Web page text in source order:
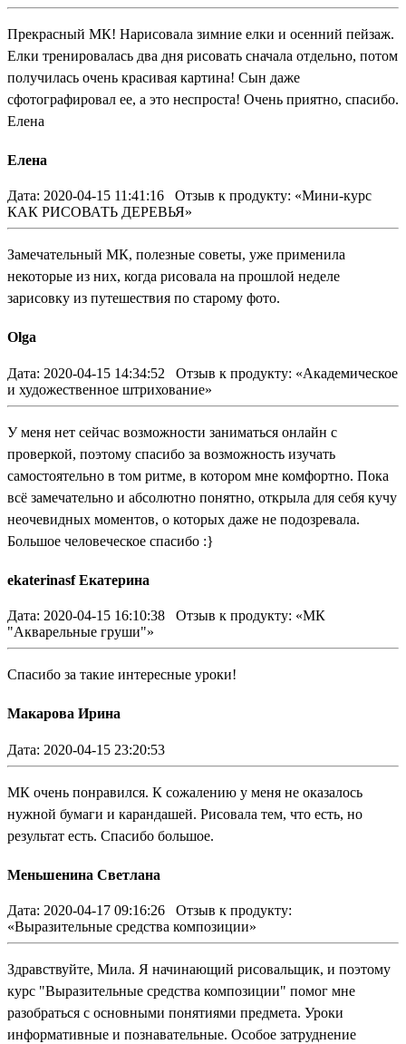
Прекрасный МК! Нарисовала зимние елки и осенний пейзаж.
Елки тренировалась два дня рисовать сначала отдельно, потом
получилась очень красивая картина! Сын даже
сфотографировал ее, а это неспроста! Очень приятно, спасибо.
Елена
Елена
Дата: 2020-04-15 11:41:16
Отзыв к продукту: «Мини-курс
КАК РИСОВАТЬ ДЕРЕВЬЯ»
Замечательный МК, полезные советы, уже применила
некоторые из них, когда рисовала на прошлой неделе
зарисовку из путешествия по старому фото.
Olga
Дата: 2020-04-15 14:34:52
Отзыв к продукту: «Академическое
и художественное штрихование»
У меня нет сейчас возможности заниматься онлайн с
проверкой, поэтому спасибо за возможность изучать
самостоятельно в том ритме, в котором мне комфортно. Пока
всё замечательно и абсолютно понятно, открыла для себя кучу
неочевидных моментов, о которых даже не подозревала.
Большое человеческое спасибо :}
ekaterinasf Екатерина
Дата: 2020-04-15 16:10:38
Отзыв к продукту: «МК
"Акварельные груши"»
Спасибо за такие интересные уроки!
Макарова Ирина
Дата: 2020-04-15 23:20:53
МК очень понравился. К сожалению у меня не оказалось
нужной бумаги и карандашей. Рисовала тем, что есть, но
результат есть. Спасибо большое.
Меньшенина Светлана
Дата: 2020-04-17 09:16:26
Отзыв к продукту:
«Выразительные средства композиции»
Здравствуйте, Мила. Я начинающий рисовальщик, и поэтому
курс "Выразительные средства композиции" помог мне
разобраться с основными понятиями предмета. Уроки
информативные и познавательные. Особое затруднение